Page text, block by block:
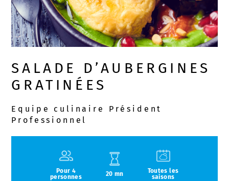
SALADE D’AUBERGINES
GRATINÉES
Equipe culinaire Président
Professionnel
Pour 4
personnes
20 mn
Toutes les
saisons